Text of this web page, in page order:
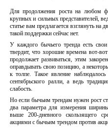
Для продолжения роста на любом
крупных и сильных представителей,
статье вам предлагается взглянуть на
такой поддержки сейчас нет.
У каждого бычьего тренда есть
твердит, что хорошие времена вот-
продолжает развиваться, этим
оправдывать свою позицию, а
к толпе. Такое явление
сентябрьского ралли, а ведь
слабость.
Но если бычьим трендам нужен рост
два параметра для измерения
выше 200-дневного скользящего
акциями с бычьим трендом против